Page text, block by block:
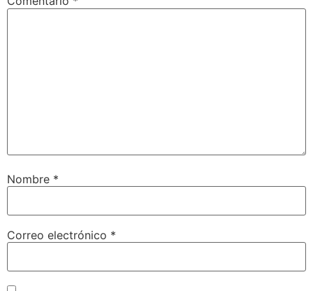
Nombre *
Correo electrónico *